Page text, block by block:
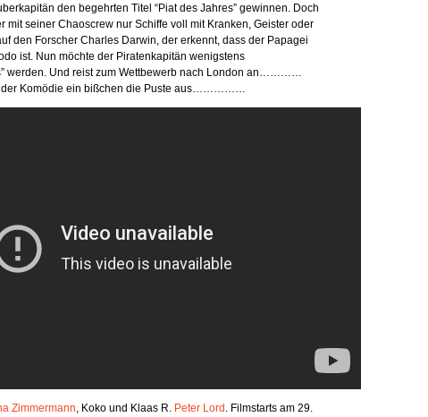
den begehrten Titel “Piat des Jahres” gewinnen. Doch
mit seiner Chaoscrew nur Schiffe voll mit Kranken, Geister oder
den Forscher Charles Darwin, der erkennt, dass der Papagei
ist. Nun möchte der Piratenkapitän wenigstens
werden. Und reist zum Wettbewerb nach London an…………
der Komödie ein bißchen die Puste aus……………
Zimmermann, Koko und Klaas R. Peter Lord . Filmstarts am 29.